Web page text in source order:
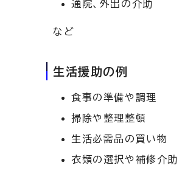
通院、外出の介助
など
生活援助の例
食事の準備や調理
掃除や整理整頓
生活必需品の買い物
衣類の選択や補修介助